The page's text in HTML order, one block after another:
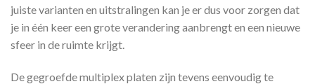
juiste varianten en uitstralingen kan je er dus voor zorgen dat
je in één keer een grote verandering aanbrengt en een nieuwe
sfeer in de ruimte krijgt.
De gegroefde multiplex platen zijn tevens eenvoudig te